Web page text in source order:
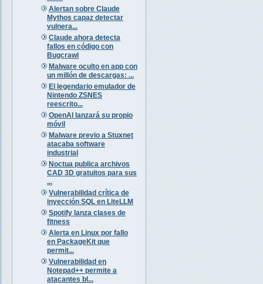
Alertan sobre Claude
Mythos capaz detectar
vulnera...
Claude ahora detecta
fallos en código con
Bugcrawl
Malware oculto en app con
un millón de descargas: ...
El legendario emulador de
Nintendo ZSNES
reescrito...
OpenAI lanzará su propio
móvil
Malware previo a Stuxnet
atacaba software
industrial
Noctua publica archivos
CAD 3D gratuitos para sus
...
Vulnerabilidad crítica de
inyección SQL en LiteLLM
Spotify lanza clases de
fitness
Alerta en Linux por fallo
en PackageKit que
permit...
Vulnerabilidad en
Notepad++ permite a
atacantes bl...